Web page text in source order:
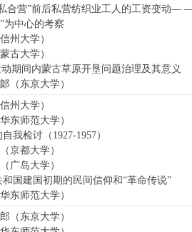
合营”前后私营纺织业工人的工资变动—
为中心的考察
州大学）
古大学）
期间内蒙古草原开垦问题治理及其意义
（东京大学）
州大学）
东师范大学）
我检讨（1927-1957）
京都大学）
广岛大学）
国建国初期的民间信仰和“革命传说”
东师范大学）
（东京大学）